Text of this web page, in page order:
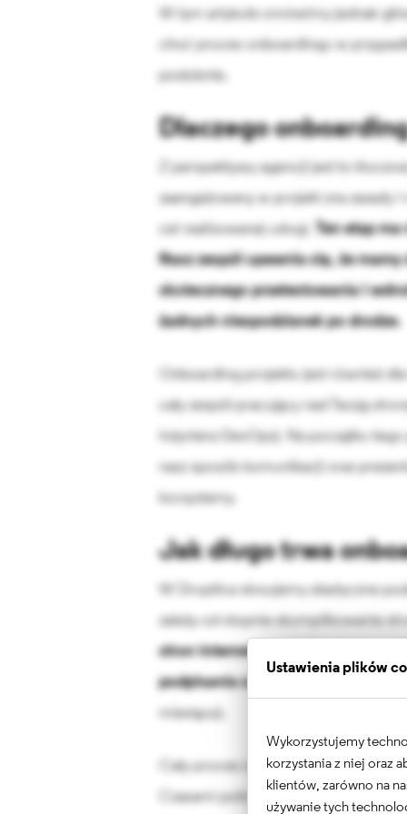
W tym artykule omówimy jednak
choć proces onboardingu w
podobnie.
Dlaczego
Z perspektywy agencji jest to
zaangażowany w projekt zna zasady
cel realizowanej usługi. Ten etap
Nasz zespół upewnia się, że
skutecznego przetestowania i
żadnych niespodzianek po drodze.
Onboarding projektu jest również
cały zespół pracujący nad Twoją
inżyniera DevOps). Na początku
nasz sposób komunikacji oraz
korzystamy.
Jak długo trwa
W Droptica stosujemy elastyczne
zależy od stopnia skomplikowania
stron internetowych i landing
podpisania umowy.
miesiąca).
Cały proces może się również
Czasami potrzebujemy też więcej
Ustawienia plików
Wykorzystujemy
korzystania z niej oraz
klientów, zarówno na
używanie tych